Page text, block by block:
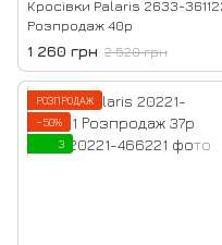
Кросівки Palaris 2633-
Розпродаж 40р
1 260 грн 2 520 грн
РОЗПРОДАЖ
−50%
3